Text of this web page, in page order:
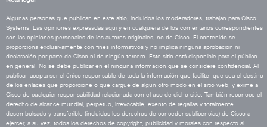
Algunas personas que publican en este sitio, incluidos los moderadores, trabajan para Cisco
Systems. Las opiniones expresadas aquí y en cualquiera de los comentarios correspondientes
son las opiniones personales de los autores originales, no de Cisco. El contenido se
proporciona exclusivamente con fines informativos y no implica ninguna aprobación ni
declaración por parte de Cisco ni de ningún tercero. Este sitio está disponible para el público
en general. No se debe publicar en él ninguna información que se considere confidencial. Al
publicar, acepta ser el único responsable de toda la información que facilite, que sea el destino
de los enlaces que proporcione o que cargue de algún otro modo en el sitio web, y exime a
Cisco de cualquier responsabilidad relacionada con el uso de dicho sitio. También reconoce el
derecho de alcance mundial, perpetuo, irrevocable, exento de regalías y totalmente
desembolsado y transferible (incluidos los derechos de conceder sublicencias) de Cisco a
ejercer, a su vez, todos los derechos de copyright, publicidad y morales con respecto al